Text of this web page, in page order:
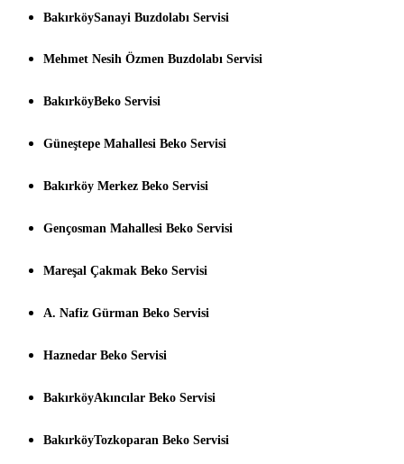
BakırköySanayi Buzdolabı Servisi
Mehmet Nesih Özmen Buzdolabı Servisi
BakırköyBeko Servisi
Güneştepe Mahallesi Beko Servisi
Bakırköy Merkez Beko Servisi
Gençosman Mahallesi Beko Servisi
Mareşal Çakmak Beko Servisi
A. Nafiz Gürman Beko Servisi
Haznedar Beko Servisi
BakırköyAkıncılar Beko Servisi
BakırköyTozkoparan Beko Servisi